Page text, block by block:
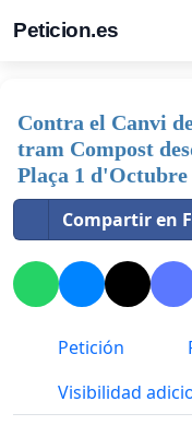
Peticion.es
Contra el Canvi
tram Compost
Plaça 1 d'Octubre
Compartir en
Petición
Visibilidad